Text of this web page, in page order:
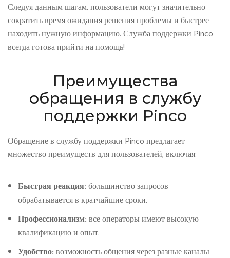
Следуя данным шагам, пользователи могут значительно
сократить время ожидания решения проблемы и быстрее
находить нужную информацию. Служба поддержки Pinco
всегда готова прийти на помощь!
Преимущества
обращения в службу
поддержки Pinco
Обращение в службу поддержки Pinco предлагает
множество преимуществ для пользователей, включая:
Быстрая реакция:большинство запросов
обрабатывается в кратчайшие сроки.
Профессионализм:все операторы имеют высокую
квалификацию и опыт.
Удобство:возможность общения через разные каналы